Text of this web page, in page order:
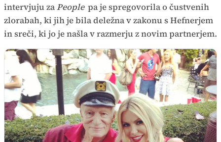
intervjuju zaPeople pa je spregovorila o čustvenih
zlorabah, ki jih je bila deležna v zakonu s Hefnerjem
in sreči, ki jo je našla v razmerju z novim partnerjem.